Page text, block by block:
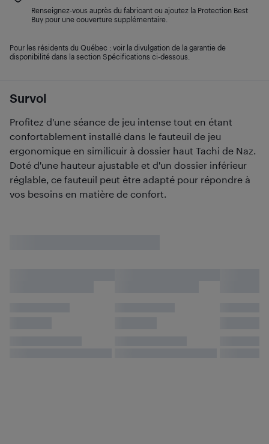
Survol
Profitez d'une séance de jeu intense tout en étant
confortablement installé dans le fauteuil de jeu
ergonomique en similicuir à dossier haut Tachi de Naz.
Doté d'une hauteur ajustable et d'un dossier inférieur
réglable, ce fauteuil peut être adapté pour répondre à
vos besoins en matière de confort.
Renseignez-vous auprès du fabricant ou ajoutez la Protection Best
Buy pour une couverture supplémentaire.
Pour les résidents du Québec : voir la divulgation de la garantie de
disponibilité dans la section Spécifications ci-dessous.